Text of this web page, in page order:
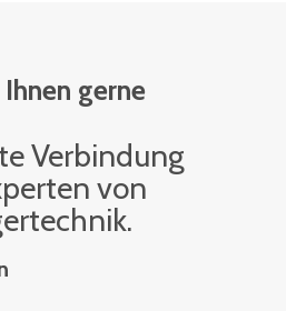
gerne
Ver­bin­dung
von